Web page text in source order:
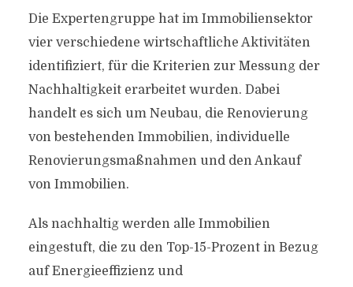
Die Expertengruppe hat im Immobiliensektor
vier verschiedene wirtschaftliche Aktivitäten
identifiziert, für die Kriterien zur Messung der
Nachhaltigkeit erarbeitet wurden. Dabei
handelt es sich um Neubau, die Renovierung
von bestehenden Immobilien, individuelle
Renovierungsmaßnahmen und den Ankauf
von Immobilien.
Als nachhaltig werden alle Immobilien
eingestuft, die zu den Top-15-Prozent in Bezug
auf Energieeffizienz und